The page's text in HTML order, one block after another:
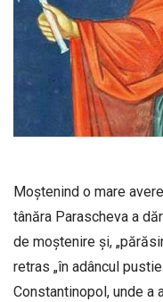
Moștenind o mare
tânăra Parascheva a
de moștenire și,
retras „în adâncul
Constantinopol, unde a